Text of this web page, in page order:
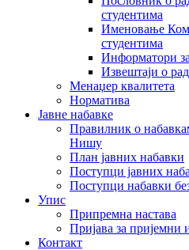
студентима
Именовање
студентима
Информатори
Извештаји о
Менаџер квалитета
Норматива
Јавне набавке
Правилник о
Нишу
План јавних набавки
Поступци јавних
Поступци набавки
Упис
Припремна настава
Пријава за пријемни
Контакт